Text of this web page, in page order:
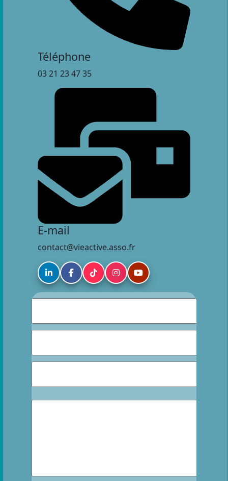
Téléphone
03 21 23 47 35
E-mail
contact@vieactive.asso.fr